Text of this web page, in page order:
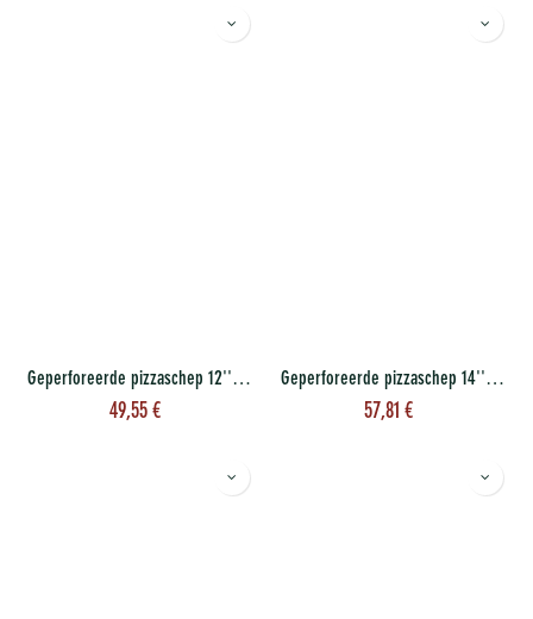
Geperforeerde pizzaschep 12'' 30 cm
49,55 €
Geperforeerde pizzaschep 14'' 35 cm
57,81 €